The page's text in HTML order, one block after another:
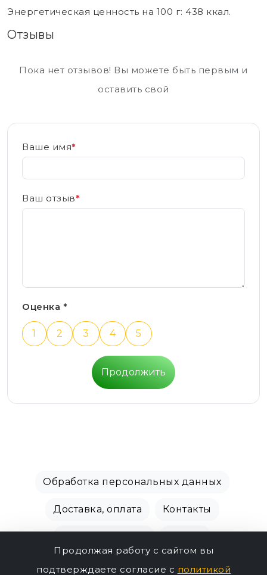
Энергетическая ценность на 100 г: 438 ккал.
Отзывы
Пока нет отзывов! Вы можете быть первым и
оставить свой
Ваше имя*
Ваш отзыв*
Оценка *
1 2 3 4 5
Продолжить
Обработка персональных данных
Доставка, оплата Контакты
Продолжая работу с сайтом вы
подтверждаете согласие с политикой